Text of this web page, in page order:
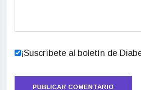
¡Suscríbete al boletín de